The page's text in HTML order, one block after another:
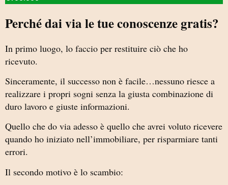
Perché dai via le tue conoscenze gratis?
In primo luogo, lo faccio per restituire ciò che ho
ricevuto.
Sinceramente, il successo non è facile…nessuno riesce a
realizzare i propri sogni senza la giusta combinazione di
duro lavoro e giuste informazioni.
Quello che do via adesso è quello che avrei voluto ricevere
quando ho iniziato nell’immobiliare, per risparmiare tanti
errori.
Il secondo motivo è lo scambio: